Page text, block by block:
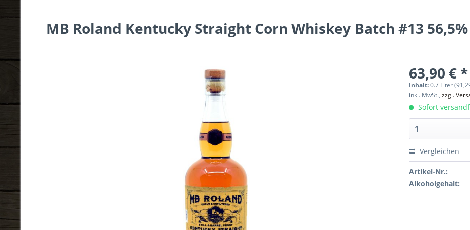
MB Roland Kentucky Straight Corn Whiskey Batch #13
63,90 € *
Inhalt:0.7 Liter
inkl. MwSt.,zzgl.
Sofort
Vergleichen
Artikel-Nr.:
Alkoholgehalt: